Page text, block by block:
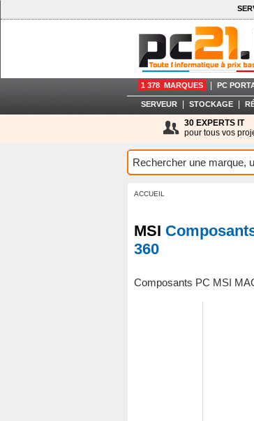
1 378 MARQUES PC
SERVEUR STOCKAGE
30 EXPERTS IT
pour tous vos
ACCUEIL
MSI
360
Composants PC MSI